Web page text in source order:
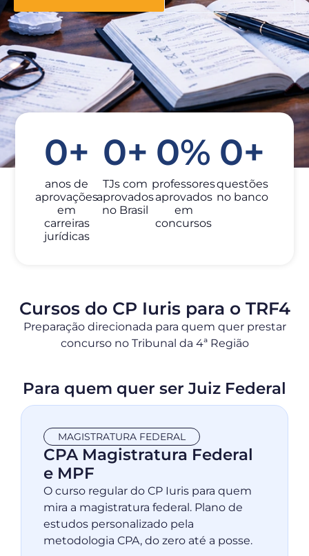
anos de
aprovações
em
carreiras
jurídicas
0+
TJs com
aprovados
no Brasil
0+
professores
aprovados
em
concursos
0%
questões
no banco
0+
Cursos do CP Iuris para o TRF4
Preparação direcionada para quem quer prestar
concurso no Tribunal da 4ª Região
Para quem quer ser Juiz Federal
MAGISTRATURA FEDERAL
CPA Magistratura Federal
e MPF
O curso regular do CP Iuris para quem
mira a magistratura federal. Plano de
estudos personalizado pela
metodologia CPA, do zero até a posse.